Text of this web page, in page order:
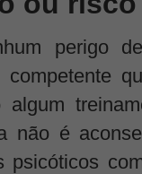
perigo
não é
psicóticos